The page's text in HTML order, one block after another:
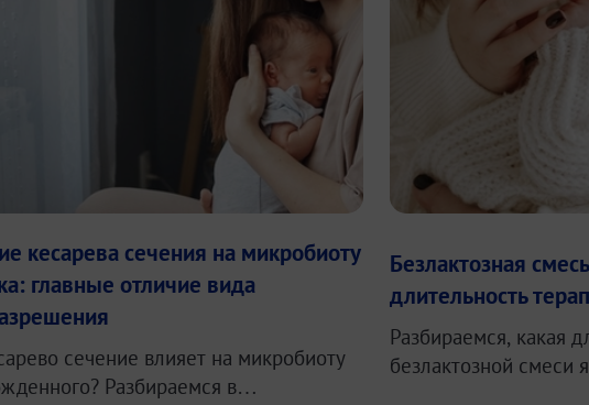
кесарева сечения на микробиоту
главные отличие вида
сечение влияет на микробиоту
Разбираемся в
Безлактозная
длительность
Разбираемся, какая
безлактозной смеси